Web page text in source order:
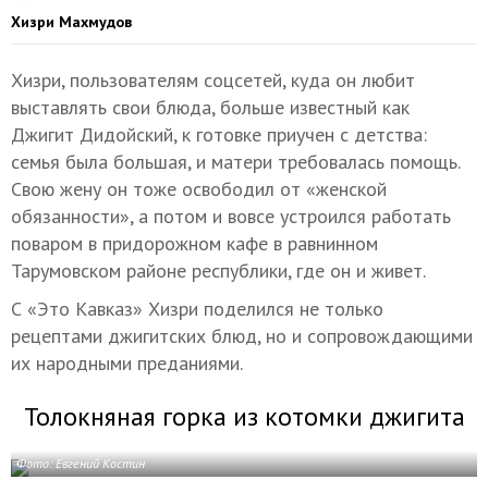
Хизри Махмудов
Хизри, пользователям соцсетей, куда он любит
выставлять свои блюда, больше известный как
Джигит Дидойский, к готовке приучен с детства:
семья была большая, и матери требовалась помощь.
Свою жену он тоже освободил от «женской
обязанности», а потом и вовсе устроился работать
поваром в придорожном кафе в равнинном
Тарумовском районе республики, где он и живет.
С «Это Кавказ» Хизри поделился не только
рецептами джигитских блюд, но и сопровождающими
их народными преданиями.
Толокняная горка из котомки джигита
Фото: Евгений Костин